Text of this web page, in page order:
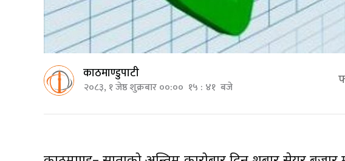
काठमाण्डुपाटी
२०८३, १ जेष्ठ शुक्रबार ००:०० १५ : ४१ बजे